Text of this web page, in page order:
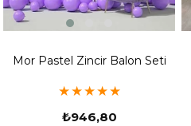
Mor Pastel Zincir Balon Seti
★★★★★
₺946,80